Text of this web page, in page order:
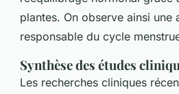
plantes. On observe ainsi
responsable du cycle
Synthèse des études
Les recherches cliniques